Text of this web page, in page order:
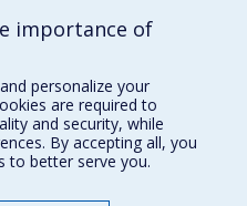
importance of
personalize your
are required to
and security, while
By accepting all, you
to better serve you.